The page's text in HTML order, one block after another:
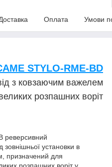
Оплата Умови
STYLO-RME-BD
з ковзаючим важелем
розпашних воріт
реверсивний
установки в
призначений для
розпашних воріт у